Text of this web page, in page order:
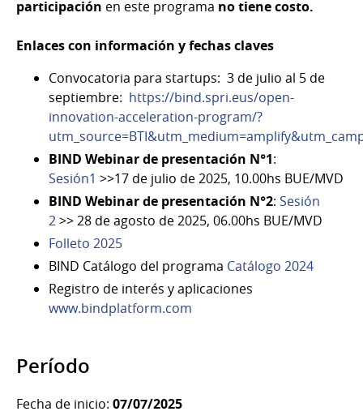
participación en este programa no tiene costo.
Enlaces con información y fechas claves
Convocatoria para startups: 3 de julio al 5 de
septiembre: https://bind.spri.eus/open-
innovation-acceleration-program/?
BIND Webinar de presentación N°1:
Sesión1 >>17 de julio de 2025, 10.00hs BUE/MVD
BIND Webinar de presentación N°2: Sesión
2>> 28 de agosto de 2025, 06.00hs BUE/MVD
Folleto 2025
BIND Catálogo del programa Catálogo 2024
Registro de interés y aplicaciones
www.bindplatform.com
Período
Fecha de inicio: 07/07/2025